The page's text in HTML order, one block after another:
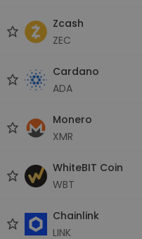
Zcash
ZEC
Cardano
ADA
Monero
XMR
WhiteBIT Coin
WBT
Chainlink
LINK